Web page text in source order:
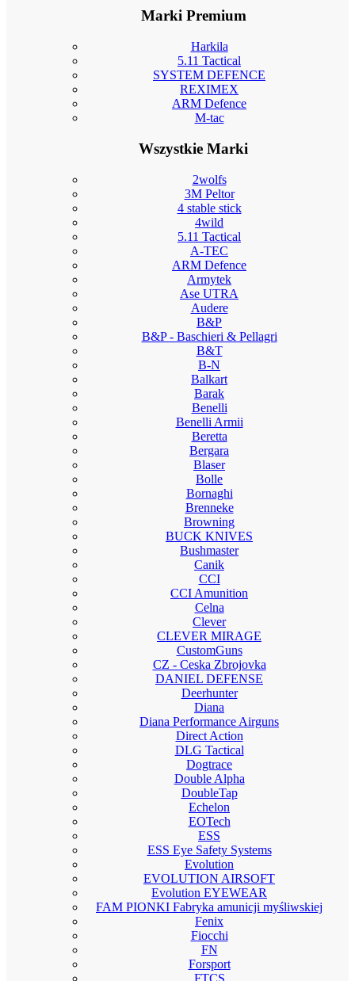
Marki Premium
Harkila
5.11 Tactical
SYSTEM DEFENCE
REXIMEX
ARM Defence
M-tac
Wszystkie Marki
2wolfs
3M Peltor
4 stable stick
4wild
5.11 Tactical
A-TEC
ARM Defence
Armytek
Ase UTRA
Audere
B&P
B&P - Baschieri & Pellagri
B&T
B-N
Balkart
Barak
Benelli
Benelli Armii
Beretta
Bergara
Blaser
Bolle
Bornaghi
Brenneke
Browning
BUCK KNIVES
Bushmaster
Canik
CCI
CCI Amunition
Celna
Clever
CLEVER MIRAGE
CustomGuns
CZ - Ceska Zbrojovka
DANIEL DEFENSE
Deerhunter
Diana
Diana Performance Airguns
Direct Action
DLG Tactical
Dogtrace
Double Alpha
DoubleTap
Echelon
EOTech
ESS
ESS Eye Safety Systems
Evolution
EVOLUTION AIRSOFT
Evolution EYEWEAR
FAM PIONKI Fabryka amunicji myśliwskiej
Fenix
Fiocchi
FN
Forsport
FTCS